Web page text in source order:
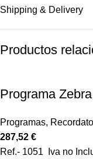
Shipping & Delivery
Productos
Programa
Programas,
287,52 €
Ref.- 1051 Iva no